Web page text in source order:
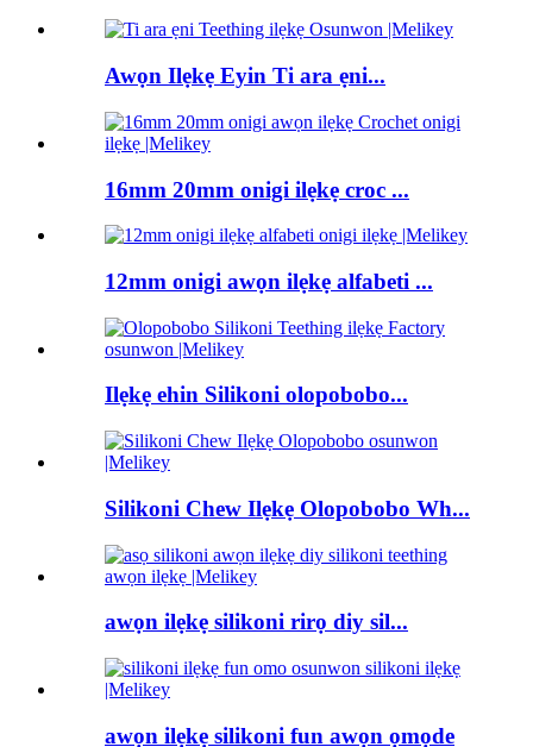
Awọn Ilẹkẹ Eyin Ti ara ẹni...
16mm 20mm onigi ilẹkẹ croc ...
12mm onigi awọn ilẹkẹ alfabeti ...
Ilẹkẹ ehin Silikoni olopobobo...
Silikoni Chew Ilẹkẹ Olopobobo Wh...
awọn ilẹkẹ silikoni rirọ diy sil...
awọn ilẹkẹ silikoni fun awọn ọmọde